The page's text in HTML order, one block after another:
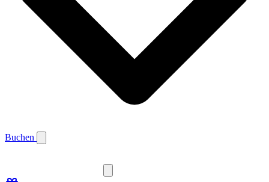
Buchen